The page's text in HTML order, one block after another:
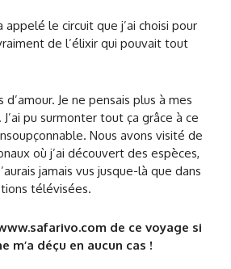
le circuit que j’ai choisi pour
de l’élixir qui pouvait tout
d’amour. Je ne pensais plus à mes
pu surmonter tout ça grâce à ce
Nous avons visité de
où j’ai découvert des espèces,
jamais vus jusque-là que dans
télévisées.
de ce voyage si
m’a déçu en aucun cas !